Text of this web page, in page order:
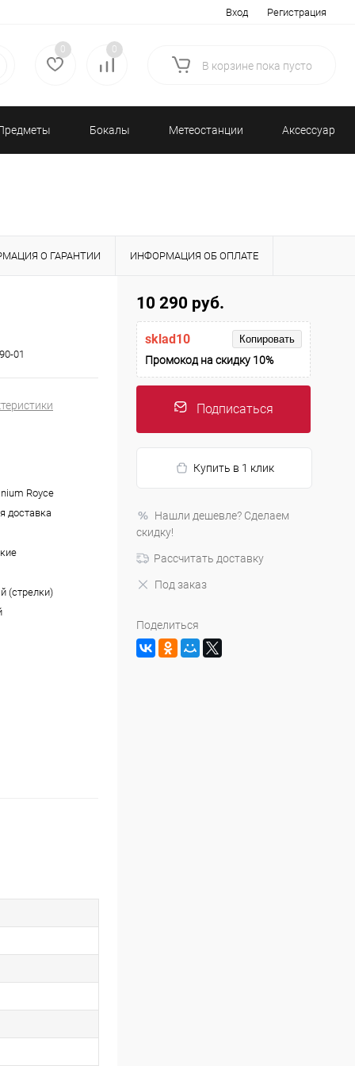
Вход Регистрация
0 0
В корзине пока пусто
Бокалы Метеостанции Аксессуары/
О ГАРАНТИИ ИНФОРМАЦИЯ ОБ ОПЛАТЕ
01
Royce
доставка
(стрелки)
10 290 руб.
sklad10 Копировать
Промокод на скидку 10%
Подписаться
Купить в 1 клик
Нашли дешевле? Сделаем
скидку!
Рассчитать доставку
Под заказ
Поделиться